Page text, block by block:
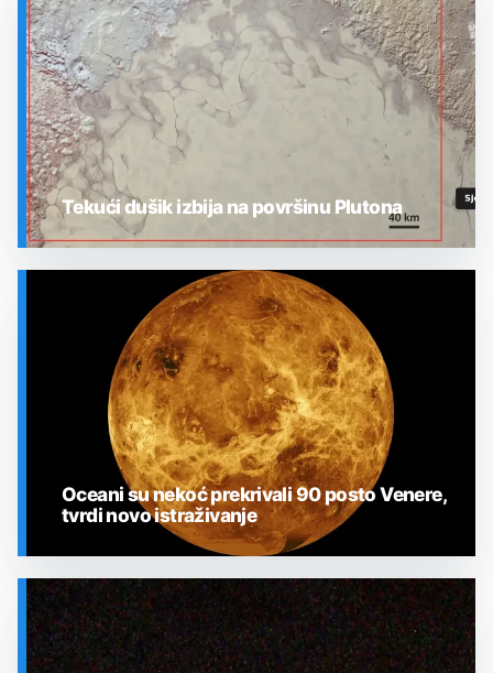
Tekući dušik izbija na površinu Plutona
SVEMIR
Oceani su nekoć prekrivali 90 posto Venere,
tvrdi novo istraživanje